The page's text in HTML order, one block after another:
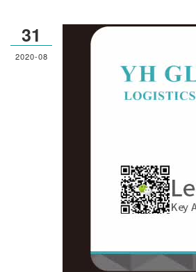
31
2020-08